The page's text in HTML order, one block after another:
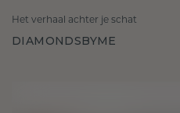
Het verhaal achter je schat
DIAMONDSBYME